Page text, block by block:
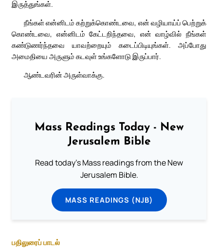
இருத்துங்கள்.
நீங்கள் என்னிடம் கற்றுக்கொண்டவை, என் வழியாய்ப் பெற்றுக்
கொண்டவை, என்னிடம் கேட்டறிந்தவை, என் வாழ்வில் நீங்கள்
கண்டுணர்ந்தவை யாவற்றையும் கடைப்பிடியுங்கள். அப்போது
அமைதியை அருளும் கடவுள் உங்களோடு இருப்பார்.
ஆண்டவரின் அருள்வாக்கு.
Mass Readings Today - New
Jerusalem Bible
Read today's Mass readings from the New
Jerusalem Bible.
MASS READINGS (NJB)
பதிலுரைப் பாடல்